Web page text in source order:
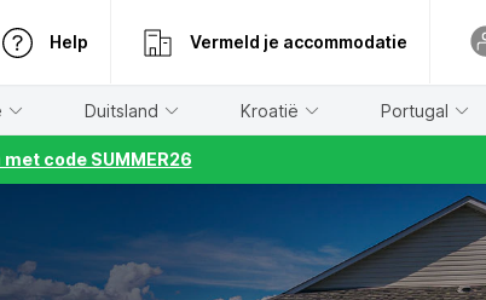
Help Vermeld je accommodatie
Duitsland Kroatië Portugal
code SUMMER26